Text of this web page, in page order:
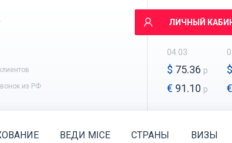
из РФ
ЛИЧНЫЙ
04.03
$ 75.36 р
€ 91.10 р
$
€
ВЕДИ MICE СТРАНЫ ВИЗЫ